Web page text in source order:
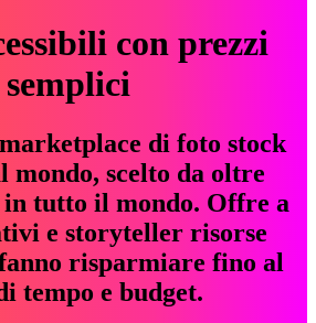
con prezzi
semplici
di foto stock
mondo, scelto da oltre
in tutto il mondo. Offre a
e storyteller risorse
risparmiare fino al
tempo e budget.